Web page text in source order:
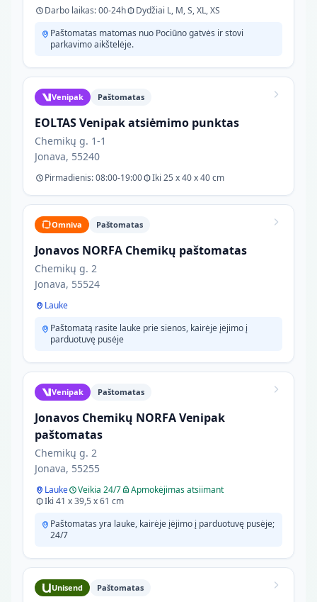
Darbo laikas: 00-24h
Dydžiai L, M, S, XL, XS
Paštomatas matomas nuo Pociūno gatvės ir stovi
parkavimo aikštelėje.
Venipak Paštomatas
EOLTAS Venipak atsiėmimo punktas
Chemikų g. 1-1
Jonava, 55240
Pirmadienis: 08:00-19:00 Iki 25 x 40 x 40 cm
Omniva Paštomatas
Jonavos NORFA Chemikų paštomatas
Chemikų g. 2
Jonava, 55524
Lauke
Paštomatą rasite lauke prie sienos, kairėje įėjimo į
parduotuvę pusėje
Venipak Paštomatas
Jonavos Chemikų NORFA Venipak
paštomatas
Chemikų g. 2
Jonava, 55255
Lauke Veikia 24/7
Apmokėjimas atsiimant
Iki 41 x 39,5 x 61 cm
Paštomatas yra lauke, kairėje įėjimo į parduotuvę pusėje;
24/7
Unisend Paštomatas